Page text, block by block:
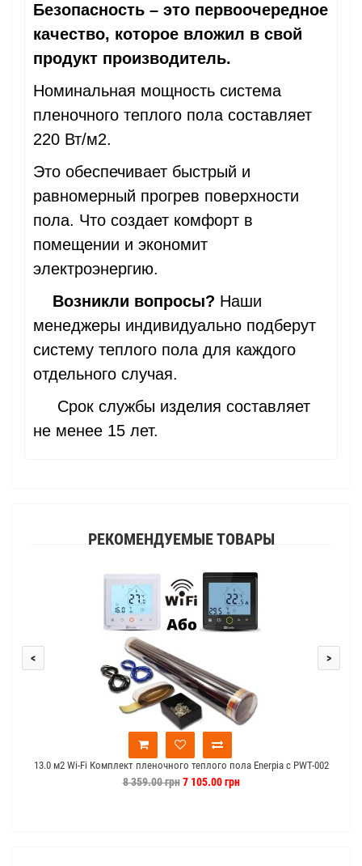
Безопасность – это первоочередное
качество, которое вложил в свой
продукт производитель.
Номинальная мощность система
пленочного теплого пола составляет
220 Вт/м2.
Это обеспечивает быстрый и
равномерный прогрев поверхности
пола. Что создает комфорт в
помещении и экономит
электроэнергию.
Возникли вопросы? Наши
менеджеры индивидуально подберут
систему теплого пола для каждого
отдельного случая.
Срок службы изделия составляет
не менее 15 лет.
РЕКОМЕНДУЕМЫЕ ТОВАРЫ
13.0 м2 Wi-Fi Комплект пленочного теплого пола Enerpia c PWT-002
8 359.00 грн7 105.00 грн
< >